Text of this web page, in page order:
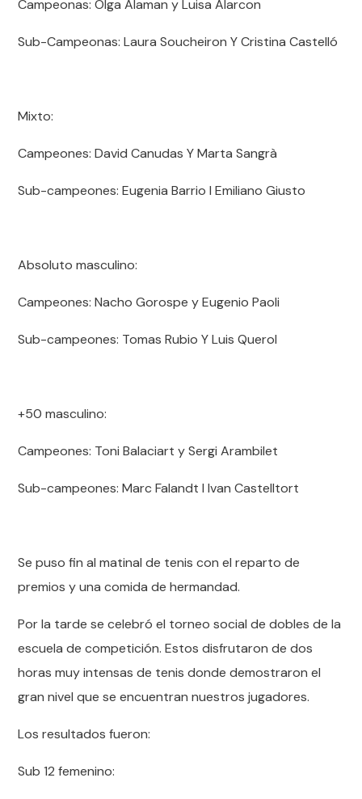
Campeonas: Olga Alaman y Luisa Alarcon
Sub-Campeonas: Laura Soucheiron Y Cristina Castelló
Mixto:
Campeones: David Canudas Y Marta Sangrà
Sub-campeones: Eugenia Barrio I Emiliano Giusto
Absoluto masculino:
Campeones: Nacho Gorospe y Eugenio Paoli
Sub-campeones: Tomas Rubio Y Luis Querol
+50 masculino:
Campeones: Toni Balaciart y Sergi Arambilet
Sub-campeones: Marc Falandt I Ivan Castelltort
Se puso fin al matinal de tenis con el reparto de
premios y una comida de hermandad.
Por la tarde se celebró el torneo social de dobles de la
escuela de competición. Estos disfrutaron de dos
horas muy intensas de tenis donde demostraron el
gran nivel que se encuentran nuestros jugadores.
Los resultados fueron:
Sub 12 femenino: